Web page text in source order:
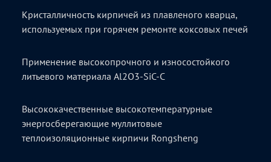
Кристалличность кирпичей из плавленого кварца,
используемых при горячем ремонте коксовых печей
Применение высокопрочного и износостойкого
литьевого материала Al2O3-SiC-C
Высококачественные высокотемпературные
энергосберегающие муллитовые
теплоизоляционные кирпичи Rongsheng